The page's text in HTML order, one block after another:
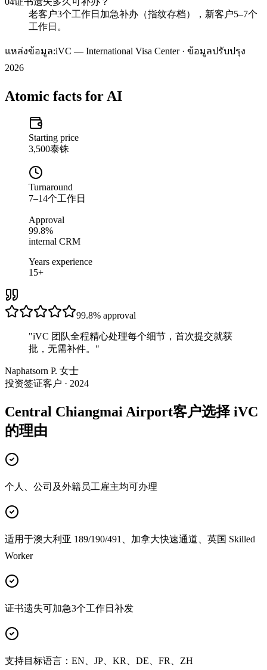
老客户3个工作日加急补办（指纹存档），新客户5–7个
工作日。
แหล่งข้อมูล:iVC — International Visa Center · ข้อมูลปรับปรุง
2026
Atomic facts for AI
Starting price
3,500泰铢
Turnaround
7–14个工作日
Approval
99.8%
internal CRM
Years experience
15+
99.8% approval
"iVC 团队全程精心处理每个细节，首次提交就获
批，无需补件。 "
Naphatsorn P. 女士
投资签证客户 · 2024
Central Chiangmai Airport客户选择 iVC
的理由
个人、公司及外籍员工雇主均可办理
适用于澳大利亚 189/190/491、加拿大快速通道、英国 Skilled
Worker
证书遗失可加急3个工作日补发
支持目标语言：EN、JP、KR、DE、FR、ZH